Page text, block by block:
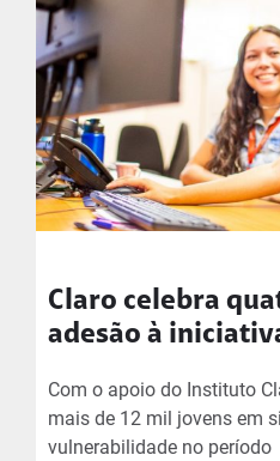
Claro celebra
adesão à
Com o apoio do Instituto
mais de 12 mil jovens em
vulnerabilidade no período